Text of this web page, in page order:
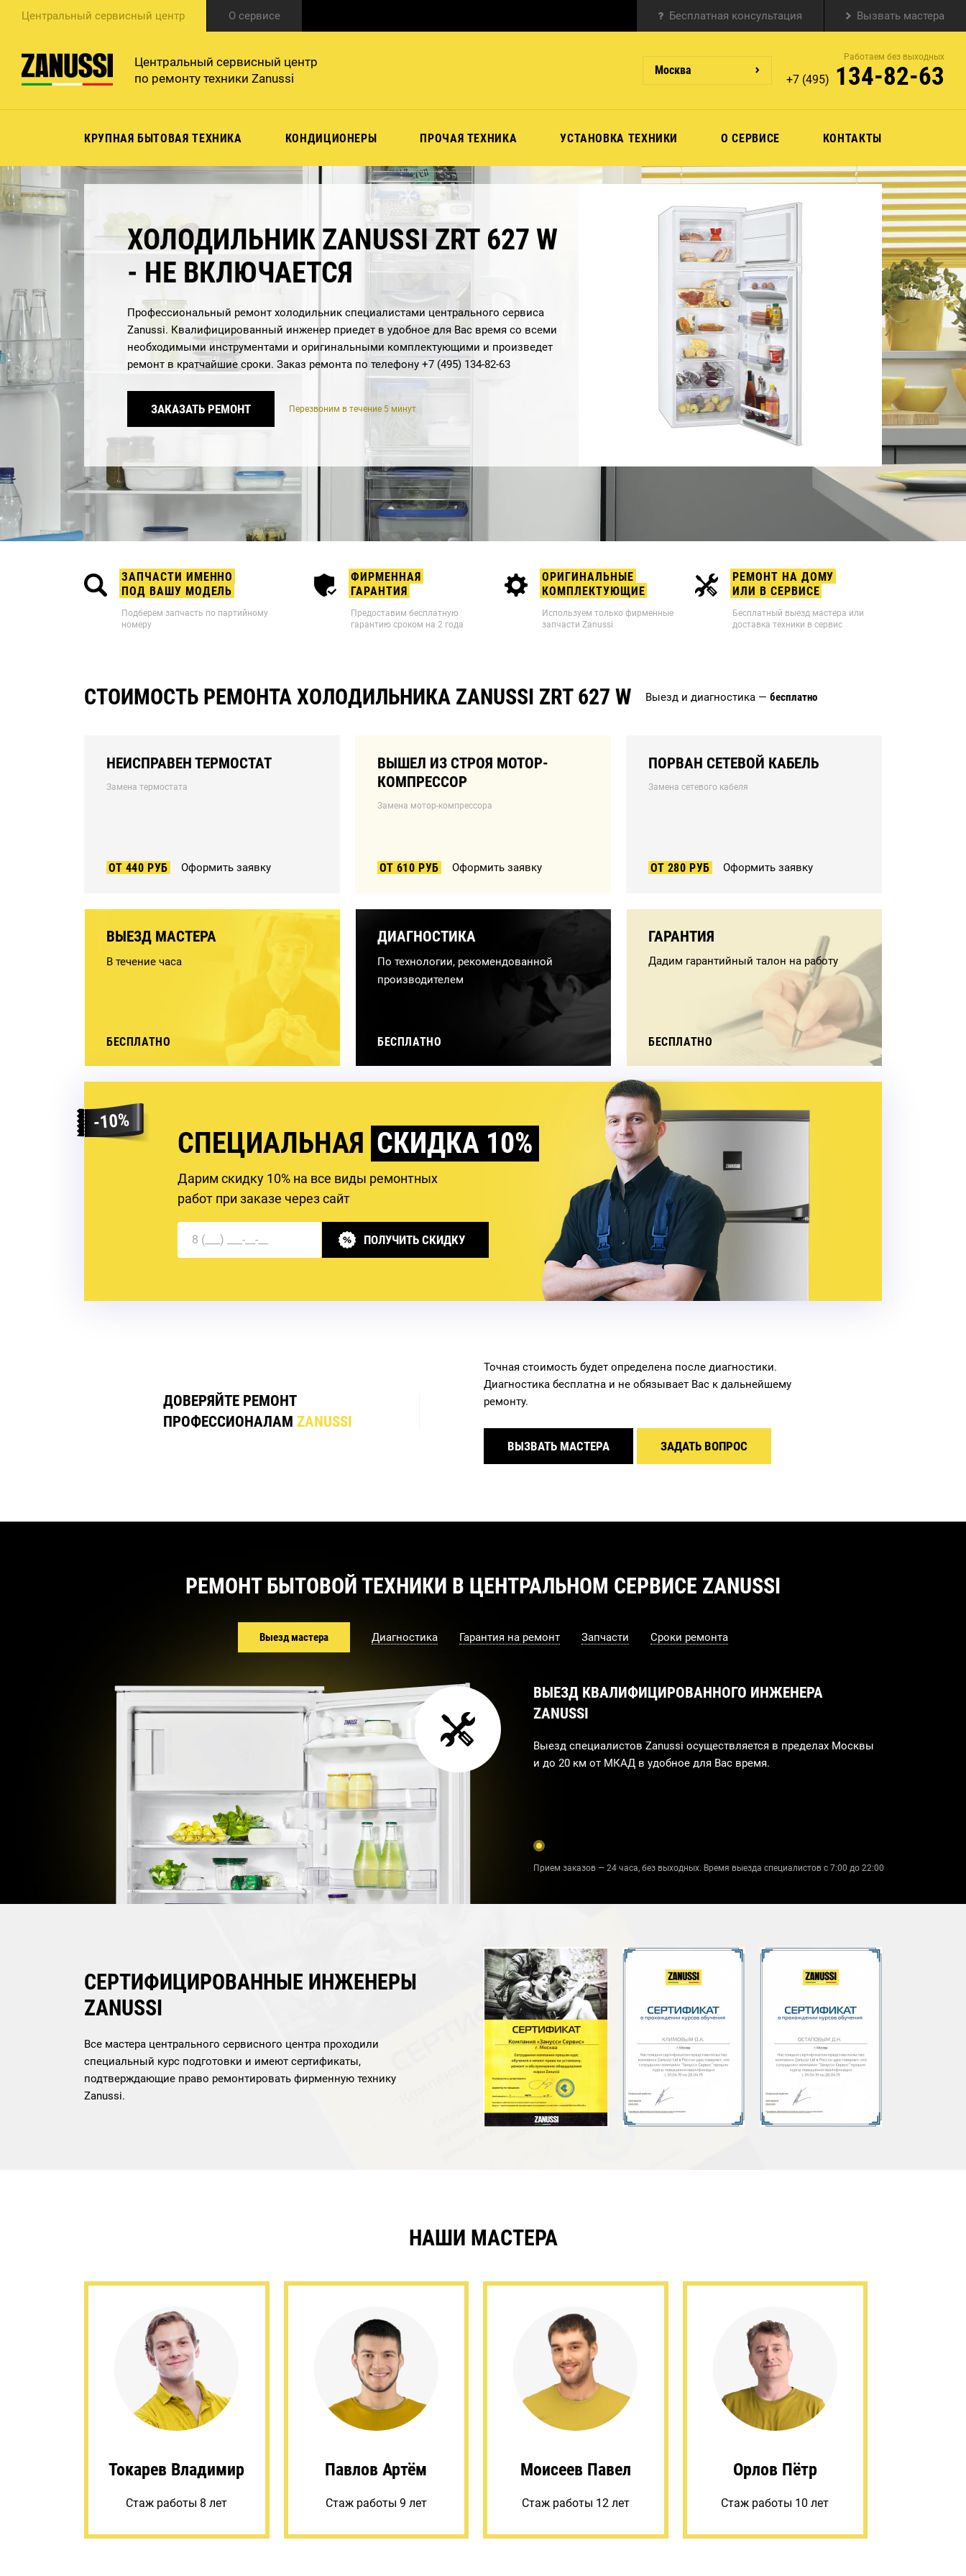
Центральный сервисный центр О сервисе Бесплатная консультация Вызвать мастера
Центральный сервисный центр
по ремонту техники Zanussi
Москва
Работаем без выходных
+7 (495) 134-82-63
КРУПНАЯ БЫТОВАЯ ТЕХНИКА КОНДИЦИОНЕРЫ ПРОЧАЯ ТЕХНИКА УСТАНОВКА ТЕХНИКИ О СЕРВИСЕ КОНТАКТЫ
ХОЛОДИЛЬНИК ZANUSSI ZRT 627 W
- НЕ ВКЛЮЧАЕТСЯ
Профессиональный ремонт холодильник специалистами центрального сервиса
Zanussi. Квалифицированный инженер приедет в удобное для Вас время со всеми
необходимыми инструментами и оригинальными комплектующими и произведет
ремонт в кратчайшие сроки. Заказ ремонта по телефону +7 (495) 134-82-63
ЗАКАЗАТЬ РЕМОНТ Перезвоним в течение 5 минут
ЗАПЧАСТИ ИМЕННО
ПОД ВАШУ МОДЕЛЬ
Подберем запчасть по партийному
номеру
ФИРМЕННАЯ
ГАРАНТИЯ
Предоставим бесплатную
гарантию сроком на 2 года
ОРИГИНАЛЬНЫЕ
КОМПЛЕКТУЮЩИЕ
Используем только фирменные
запчасти Zanussi
РЕМОНТ НА ДОМУ
ИЛИ В СЕРВИСЕ
Бесплатный выезд мастера или
доставка техники в сервис
СТОИМОСТЬ РЕМОНТА ХОЛОДИЛЬНИКА ZANUSSI ZRT 627 W Выезд и диагностика — бесплатно
НЕИСПРАВЕН ТЕРМОСТАТ
Замена термостата
ОТ 440 РУБ Оформить заявку
ВЫШЕЛ ИЗ СТРОЯ МОТОР-
КОМПРЕССОР
Замена мотор-компрессора
ОТ 610 РУБ Оформить заявку
ПОРВАН СЕТЕВОЙ КАБЕЛЬ
Замена сетевого кабеля
ОТ 280 РУБ Оформить заявку
ВЫЕЗД МАСТЕРА
В течение часа
БЕСПЛАТНО
ДИАГНОСТИКА
По технологии, рекомендованной
производителем
БЕСПЛАТНО
ГАРАНТИЯ
Дадим гарантийный талон на работу
БЕСПЛАТНО
СПЕЦИАЛЬНАЯ СКИДКА 10%
Дарим скидку 10% на все виды ремонтных
работ при заказе через сайт
ПОЛУЧИТЬ СКИДКУ
ДОВЕРЯЙТЕ РЕМОНТ
ПРОФЕССИОНАЛАМ ZANUSSI
Точная стоимость будет определена после диагностики.
Диагностика бесплатна и не обязывает Вас к дальнейшему
ремонту.
ВЫЗВАТЬ МАСТЕРА ЗАДАТЬ ВОПРОС
РЕМОНТ БЫТОВОЙ ТЕХНИКИ В ЦЕНТРАЛЬНОМ СЕРВИСЕ ZANUSSI
Выезд мастера Диагностика Гарантия на ремонт Запчасти Сроки ремонта
ВЫЕЗД КВАЛИФИЦИРОВАННОГО ИНЖЕНЕРА
ZANUSSI
Выезд специалистов Zanussi осуществляется в пределах Москвы
и до 20 км от МКАД в удобное для Вас время.
Прием заказов — 24 часа, без выходных. Время выезда специалистов с 7:00 до 22:00
СЕРТИФИЦИРОВАННЫЕ ИНЖЕНЕРЫ
ZANUSSI
Все мастера центрального сервисного центра проходили
специальный курс подготовки и имеют сертификаты,
подтверждающие право ремонтировать фирменную технику
Zanussi.
НАШИ МАСТЕРА
Токарев Владимир
Стаж работы 8 лет
Павлов Артём
Стаж работы 9 лет
Моисеев Павел
Стаж работы 12 лет
Орлов Пётр
Стаж работы 10 лет